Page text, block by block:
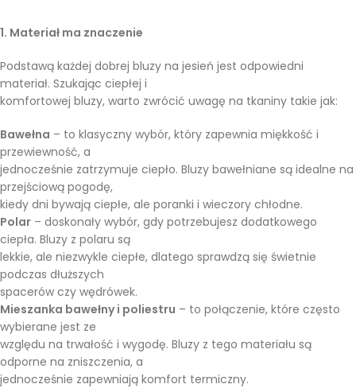
1. Materiał ma znaczenie
Podstawą każdej dobrej bluzy na jesień jest odpowiedni
materiał. Szukając ciepłej i
komfortowej bluzy, warto zwrócić uwagę na tkaniny takie jak:
Bawełna – to klasyczny wybór, który zapewnia miękkość i
przewiewność, a
jednocześnie zatrzymuje ciepło. Bluzy bawełniane są idealne na
przejściową pogodę,
kiedy dni bywają ciepłe, ale poranki i wieczory chłodne.
Polar – doskonały wybór, gdy potrzebujesz dodatkowego
ciepła. Bluzy z polaru są
lekkie, ale niezwykle ciepłe, dlatego sprawdzą się świetnie
podczas dłuższych
spacerów czy wędrówek.
Mieszanka bawełny i poliestru – to połączenie, które często
wybierane jest ze
względu na trwałość i wygodę. Bluzy z tego materiału są
odporne na zniszczenia, a
jednocześnie zapewniają komfort termiczny.